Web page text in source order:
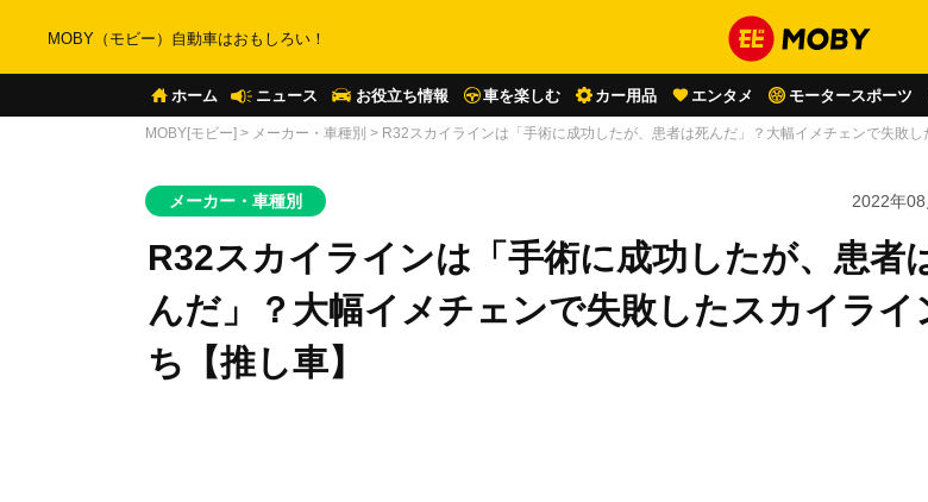
MOBY（モビー）自動車はおもしろい！
ホーム ニュース お役立ち情報 車を楽しむ カー用品 エンタメ モータースポーツ
MOBY[モビー] > メーカー・車種別 > R32スカイラインは「手術に成功したが、患者は死んだ」？大幅イメチェンで失敗し
メーカー・車種別 2022年
R32スカイラインは「手術に成功したが、患者
んだ」？大幅イメチェンで失敗したスカイライ
ち【推し車】